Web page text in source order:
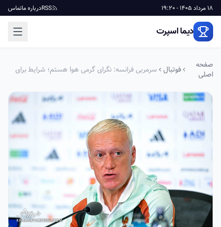
18 مرداد 1405 - 19:20 RSSدرباره ماتماس
دیما اسپرت
صفحه
اصلی
فوتبال سرمربی فرانسه: نگرای گرمی هوا هستم؛ شرایط برای